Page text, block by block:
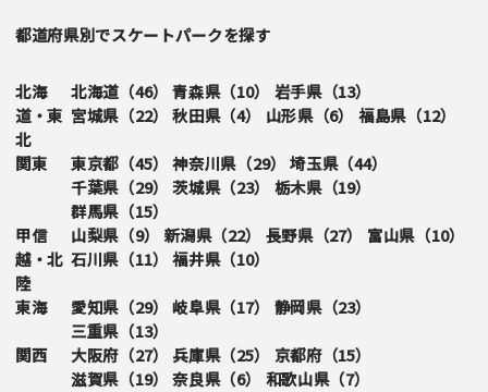
都道府県別でスケートパークを探す
北海
道・東
北
北海道（46） 青森県（10） 岩手県（13）
宮城県（22） 秋田県（4） 山形県（6） 福島県（12）
関東 東京都（45） 神奈川県（29） 埼玉県（44）
千葉県（29） 茨城県（23） 栃木県（19）
群馬県（15）
甲信
越・北
陸
山梨県（9） 新潟県（22） 長野県（27） 富山県（10）
石川県（11） 福井県（10）
東海 愛知県（29） 岐阜県（17） 静岡県（23）
三重県（13）
関西
大阪府（27） 兵庫県（25） 京都府（15）
滋賀県（19） 奈良県（6） 和歌山県（7）